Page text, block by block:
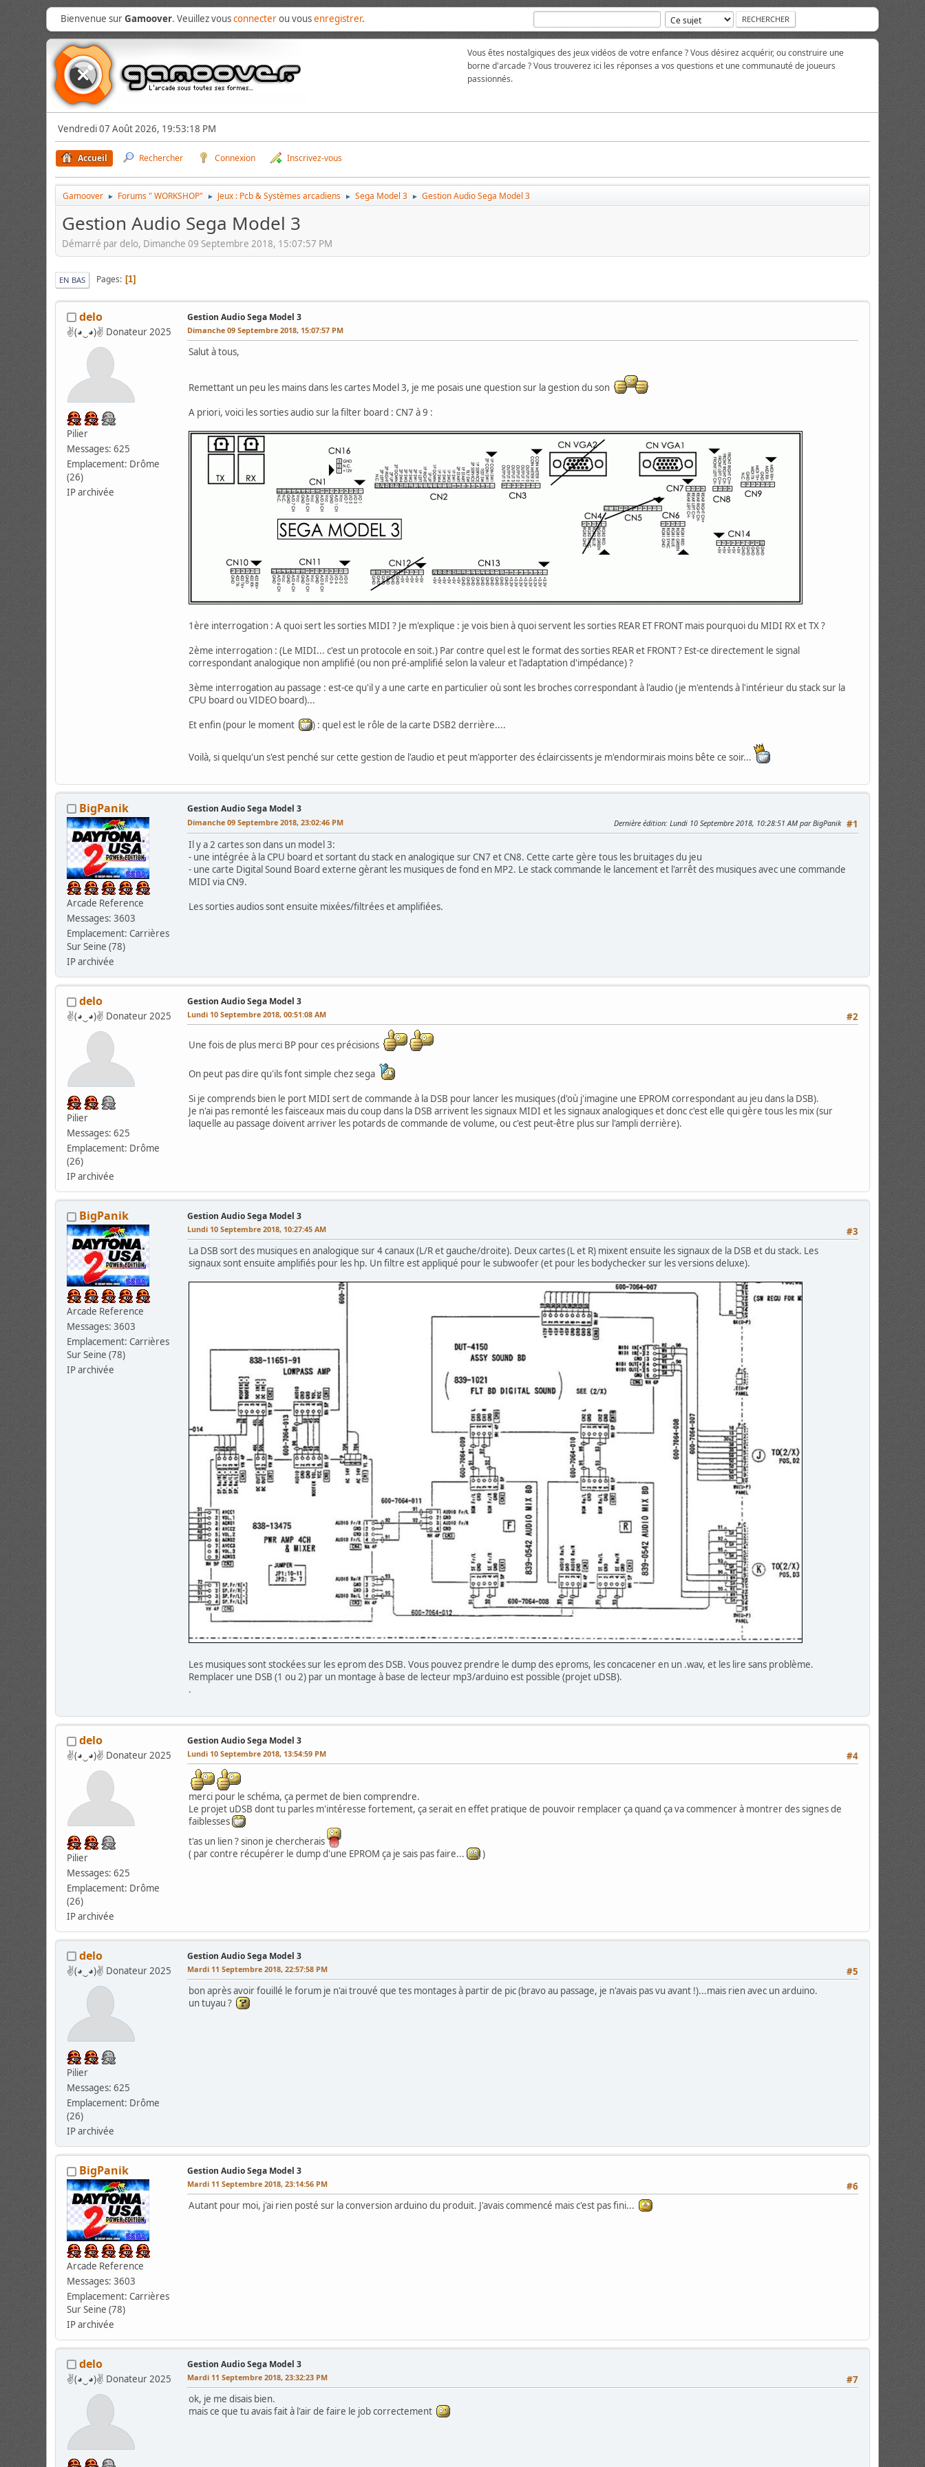
Bienvenue surGamoover. Veuillez vousconnecterou vousenregistrer.
Vous êtes nostalgiques des jeux vidéos de votre enfance ? Vous désirez acquérir, ou construire une
borne d'arcade ? Vous trouverez ici les réponses a vos questions et une communauté de joueurs
passionnés.
Vendredi 07 Août 2026, 19:53:18 PM
Accueil Rechercher Connexion Inscrivez-vous
Gamoover ► Forums " WORKSHOP" ► Jeux : Pcb & Systèmes arcadiens ► Sega Model 3 ► Gestion Audio Sega Model 3
Gestion Audio Sega Model 3
Démarré par delo, Dimanche 09 Septembre 2018, 15:07:57 PM
EN BAS Pages 1
delo
✌(◕‿◕)✌ Donateur 2025
Pilier
Messages: 625
Emplacement: Drôme
(26)
IP archivée
Gestion Audio Sega Model 3
Dimanche 09 Septembre 2018, 15:07:57 PM
Salut à tous,
Remettant un peu les mains dans les cartes Model 3, je me posais une question sur la gestion du son
A priori, voici les sorties audio sur la filter board : CN7 à 9 :
1ère interrogation : A quoi sert les sorties MIDI ? Je m'explique : je vois bien à quoi servent les sorties REAR ET FRONT mais pourquoi du MIDI RX et TX ?
2ème interrogation : (Le MIDI... c'est un protocole en soit.) Par contre quel est le format des sorties REAR et FRONT ? Est-ce directement le signal
correspondant analogique non amplifié (ou non pré-amplifié selon la valeur et l'adaptation d'impédance) ?
3ème interrogation au passage : est-ce qu'il y a une carte en particulier où sont les broches correspondant à l'audio (je m'entends à l'intérieur du stack sur la
CPU board ou VIDEO board)...
Et enfin (pour le moment
) : quel est le rôle de la carte DSB2 derrière....
Voilà, si quelqu'un s'est penché sur cette gestion de l'audio et peut m'apporter des éclaircissents je m'endormirais moins bête ce soir...
BigPanik
Arcade Reference
Messages: 3603
Emplacement: Carrières
Sur Seine (78)
IP archivée
Gestion Audio Sega Model 3
#1
Dimanche 09 Septembre 2018, 23:02:46 PM Dernière édition: Lundi 10 Septembre 2018, 10:28:51 AM par BigPanik
Il y a 2 cartes son dans un model 3:
- une intégrée à la CPU board et sortant du stack en analogique sur CN7 et CN8. Cette carte gère tous les bruitages du jeu
- une carte Digital Sound Board externe gèrant les musiques de fond en MP2. Le stack commande le lancement et l'arrêt des musiques avec une commande
MIDI via CN9.
Les sorties audios sont ensuite mixées/filtrées et amplifiées.
delo
✌(◕‿◕)✌ Donateur 2025
Pilier
Messages: 625
Emplacement: Drôme
(26)
IP archivée
Gestion Audio Sega Model 3
#2
Lundi 10 Septembre 2018, 00:51:08 AM
Une fois de plus merci BP pour ces précisions
On peut pas dire qu'ils font simple chez sega
Si je comprends bien le port MIDI sert de commande à la DSB pour lancer les musiques (d'où j'imagine une EPROM correspondant au jeu dans la DSB).
Je n'ai pas remonté les faisceaux mais du coup dans la DSB arrivent les signaux MIDI et les signaux analogiques et donc c'est elle qui gère tous les mix (sur
laquelle au passage doivent arriver les potards de commande de volume, ou c'est peut-être plus sur l'ampli derrière).
BigPanik
Arcade Reference
Messages: 3603
Emplacement: Carrières
Sur Seine (78)
IP archivée
Gestion Audio Sega Model 3
#3
Lundi 10 Septembre 2018, 10:27:45 AM
La DSB sort des musiques en analogique sur 4 canaux (L/R et gauche/droite). Deux cartes (L et R) mixent ensuite les signaux de la DSB et du stack. Les
signaux sont ensuite amplifiés pour les hp. Un filtre est appliqué pour le subwoofer (et pour les bodychecker sur les versions deluxe).
Les musiques sont stockées sur les eprom des DSB. Vous pouvez prendre le dump des eproms, les concacener en un .wav, et les lire sans problème.
Remplacer une DSB (1 ou 2) par un montage à base de lecteur mp3/arduino est possible (projet uDSB).
.
delo
✌(◕‿◕)✌ Donateur 2025
Pilier
Messages: 625
Emplacement: Drôme
(26)
IP archivée
Gestion Audio Sega Model 3
#4
Lundi 10 Septembre 2018, 13:54:59 PM
merci pour le schéma, ça permet de bien comprendre.
Le projet uDSB dont tu parles m'intéresse fortement, ça serait en effet pratique de pouvoir remplacer ça quand ça va commencer à montrer des signes de
faiblesses
t'as un lien ? sinon je chercherais
( par contre récupérer le dump d'une EPROM ça je sais pas faire...
)
delo
✌(◕‿◕)✌ Donateur 2025
Pilier
Messages: 625
Emplacement: Drôme
(26)
IP archivée
Gestion Audio Sega Model 3
#5
Mardi 11 Septembre 2018, 22:57:58 PM
bon après avoir fouillé le forum je n'ai trouvé que tes montages à partir de pic (bravo au passage, je n'avais pas vu avant !)...mais rien avec un arduino.
un tuyau ?
BigPanik
Arcade Reference
Messages: 3603
Emplacement: Carrières
Sur Seine (78)
IP archivée
Gestion Audio Sega Model 3
#6
Mardi 11 Septembre 2018, 23:14:56 PM
Autant pour moi, j'ai rien posté sur la conversion arduino du produit. J'avais commencé mais c'est pas fini...
delo
✌(◕‿◕)✌ Donateur 2025
Gestion Audio Sega Model 3
#7
Mardi 11 Septembre 2018, 23:32:23 PM
ok, je me disais bien.
mais ce que tu avais fait à l'air de faire le job correctement